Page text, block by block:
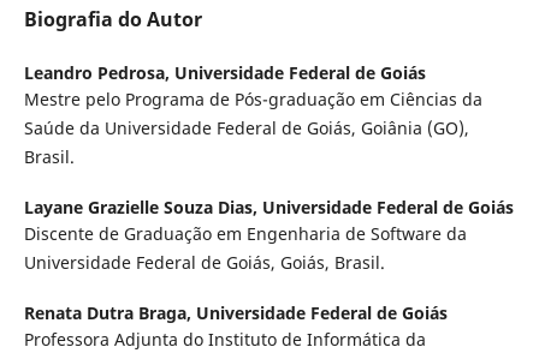
Biografia do Autor
Leandro Pedrosa, Universidade Federal de Goiás
Mestre pelo Programa de Pós-graduação em Ciências da
Saúde da Universidade Federal de Goiás, Goiânia (GO),
Brasil.
Layane Grazielle Souza Dias, Universidade Federal de Goiás
Discente de Graduação em Engenharia de Software da
Universidade Federal de Goiás, Goiás, Brasil.
Renata Dutra Braga, Universidade Federal de Goiás
Professora Adjunta do Instituto de Informática da